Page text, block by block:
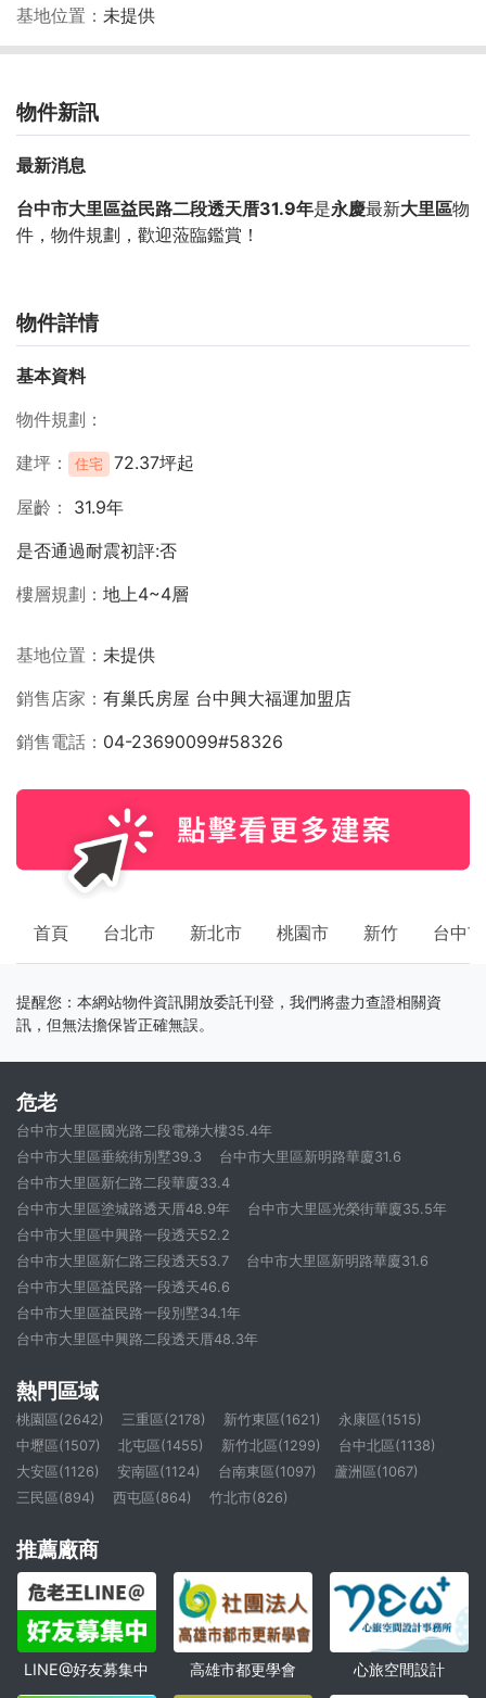
基地位置
未提供
物件新訊
最新消息
台中市大里區益民路二段透天厝31.9年是永慶最新大里區物
件，物件規劃 ，歡迎蒞臨鑑賞！
物件詳情
基本資料
物件規劃
建坪
住宅 72.37坪起
屋齡
31.9年
是否通過耐震初評:否
樓層規劃
地上4~4層
基地位置
未提供
銷售店家
有巢氏房屋 台中興大福運加盟店
銷售電話
04-23690099#58326
首頁 台北市 新北市 桃園市 新竹 台中市
提醒您：本網站物件資訊開放委託刊登，我們將盡力查證相關資
訊，但無法擔保皆正確無誤。
危老
台中市大里區國光路二段電梯大樓35.4年
台中市大里區垂統街別墅39.3
台中市大里區新明路華廈31.6
台中市大里區新仁路二段華廈33.4
台中市大里區塗城路透天厝48.9年
台中市大里區光榮街華廈35.5年
台中市大里區中興路一段透天52.2
台中市大里區新仁路三段透天53.7
台中市大里區新明路華廈31.6
台中市大里區益民路一段透天46.6
台中市大里區益民路一段別墅34.1年
台中市大里區中興路二段透天厝48.3年
熱門區域
桃園區(2642) 三重區(2178) 新竹東區(1621)
永康區(1515)
中壢區(1507)
北屯區(1455) 新竹北區(1299)
台中北區(1138)
大安區(1126)
安南區(1124) 台南東區(1097)
蘆洲區(1067)
三民區(894)
西屯區(864) 竹北市(826)
推薦廠商
LINE@好友募集中 高雄市都更學會 心旅空間設計